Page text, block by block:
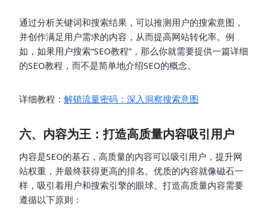
通过分析关键词和搜索结果，可以推测用户的搜索意图，
并创作满足用户需求的内容，从而提高网站转化率。例
如，如果用户搜索“SEO教程”，那么你就需要提供一篇详细
的SEO教程，而不是简单地介绍SEO的概念。
详细教程： 解锁流量密码：深入洞察搜索意图
六、内容为王：打造高质量内容吸引用户
内容是SEO的基石，高质量的内容可以吸引用户，提升网
站权重，并最终获得更高的排名。优质的内容就像磁石一
样，吸引着用户和搜索引擎的眼球。打造高质量内容需要
遵循以下原则：